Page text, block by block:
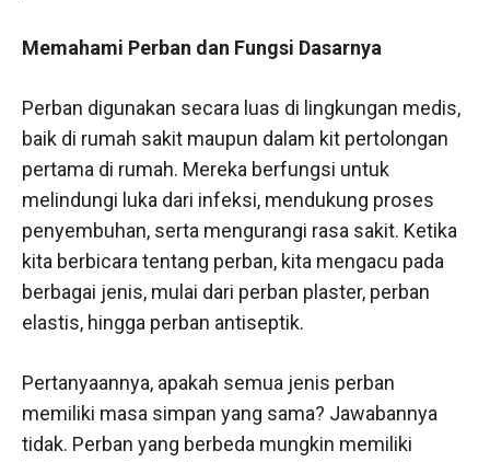
Memahami Perban dan Fungsi Dasarnya
Perban digunakan secara luas di lingkungan medis,
baik di rumah sakit maupun dalam kit pertolongan
pertama di rumah. Mereka berfungsi untuk
melindungi luka dari infeksi, mendukung proses
penyembuhan, serta mengurangi rasa sakit. Ketika
kita berbicara tentang perban, kita mengacu pada
berbagai jenis, mulai dari perban plaster, perban
elastis, hingga perban antiseptik.
Pertanyaannya, apakah semua jenis perban
memiliki masa simpan yang sama? Jawabannya
tidak. Perban yang berbeda mungkin memiliki